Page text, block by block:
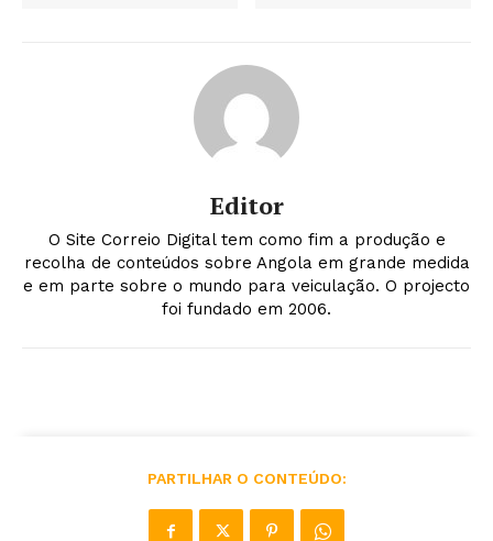
Editor
O Site Correio Digital tem como fim a produção e
recolha de conteúdos sobre Angola em grande medida
e em parte sobre o mundo para veiculação. O projecto
foi fundado em 2006.
PARTILHAR O CONTEÚDO: